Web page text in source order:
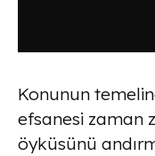
Konunun
efsanesi zaman
öyküsünü